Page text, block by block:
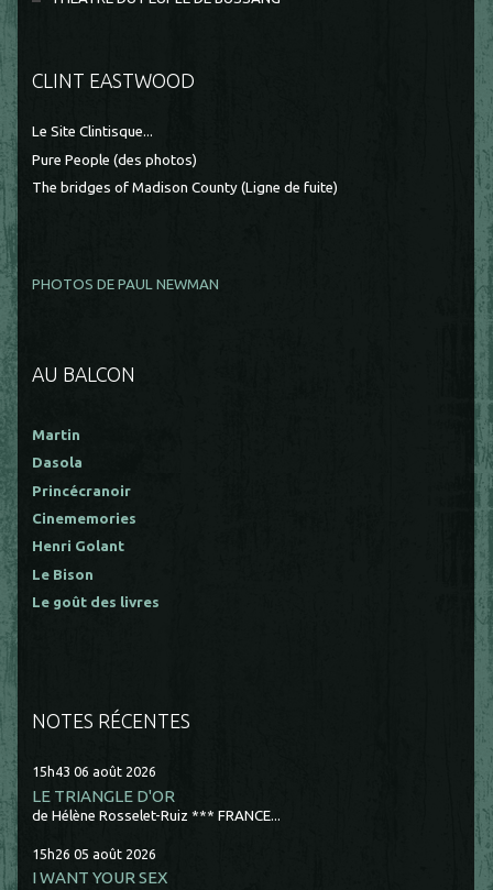
CLINT EASTWOOD
Le Site Clintisque...
Pure People (des photos)
The bridges of Madison County (Ligne de fuite)
PHOTOS DE PAUL NEWMAN
AU BALCON
Martin
Dasola
Princécranoir
Cinememories
Henri Golant
Le Bison
Le goût des livres
NOTES RÉCENTES
15h43 06 août 2026
LE TRIANGLE D'OR
de Hélène Rosselet-Ruiz *** FRANCE...
15h26 05 août 2026
I WANT YOUR SEX